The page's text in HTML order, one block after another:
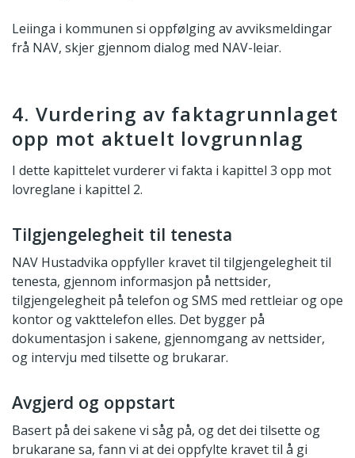
Leiinga i kommunen si oppfølging av avviksmeldingar
frå NAV, skjer gjennom dialog med NAV-leiar.
4. Vurdering av faktagrunnlaget
opp mot aktuelt lovgrunnlag
I dette kapittelet vurderer vi fakta i kapittel 3 opp mot
lovreglane i kapittel 2.
Tilgjengelegheit til tenesta
NAV Hustadvika oppfyller kravet til tilgjengelegheit til
tenesta, gjennom informasjon på nettsider,
tilgjengelegheit på telefon og SMS med rettleiar og ope
kontor og vakttelefon elles. Det bygger på
dokumentasjon i sakene, gjennomgang av nettsider,
og intervju med tilsette og brukarar.
Avgjerd og oppstart
Basert på dei sakene vi såg på, og det dei tilsette og
brukarane sa, fann vi at dei oppfylte kravet til å gi